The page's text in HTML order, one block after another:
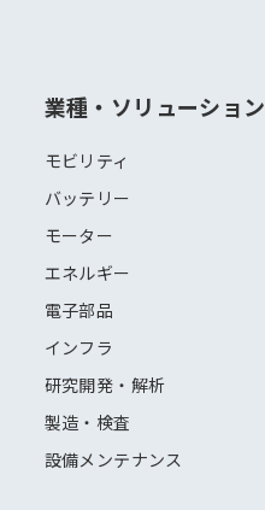
業種・ソリューション
モビリティ
バッテリー
モーター
エネルギー
電子部品
インフラ
研究開発・解析
製造・検査
設備メンテナンス